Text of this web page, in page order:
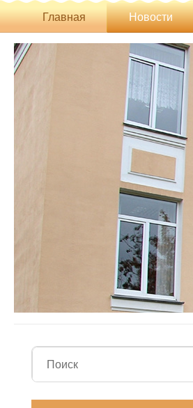
Главная Новости